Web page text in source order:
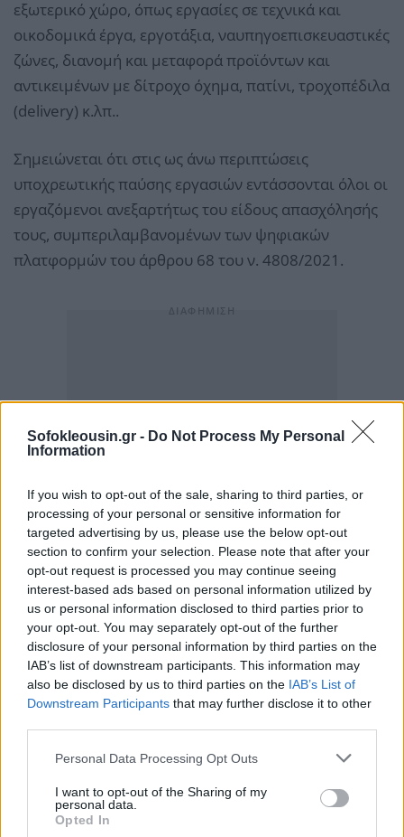
Sofokleousin.gr - Do Not Process My Personal
Information
If you wish to opt-out of the sale, sharing to third parties, or
processing of your personal or sensitive information for
targeted advertising by us, please use the below opt-out
section to confirm your selection. Please note that after your
opt-out request is processed you may continue seeing
interest-based ads based on personal information utilized by
us or personal information disclosed to third parties prior to
your opt-out. You may separately opt-out of the further
disclosure of your personal information by third parties on the
IAB’s list of downstream participants. This information may
also be disclosed by us to third parties on the IAB’s List of
Downstream Participants that may further disclose it to other
Personal Data Processing Opt Outs
I want to opt-out of the Sharing of my
personal data.
Opted In
εξωτερικό χώρο, όπως εργασίες σε τεχνικά και
οικοδομικά έργα, εργοτάξια, ναυπηγοεπισκευαστικές
ζώνες, διανομή και μεταφορά προϊόντων και
αντικειμένων με δίτροχο όχημα, πατίνι, τροχοπέδιλα
(delivery) κ.λπ..
Σημειώνεται ότι στις ως άνω περιπτώσεις
υποχρεωτικής παύσης εργασιών εντάσσονται όλοι οι
εργαζόμενοι ανεξαρτήτως του είδους απασχόλησής
τους, συμπεριλαμβανομένων των ψηφιακών
πλατφορμών του άρθρου 68 του ν. 4808/2021.